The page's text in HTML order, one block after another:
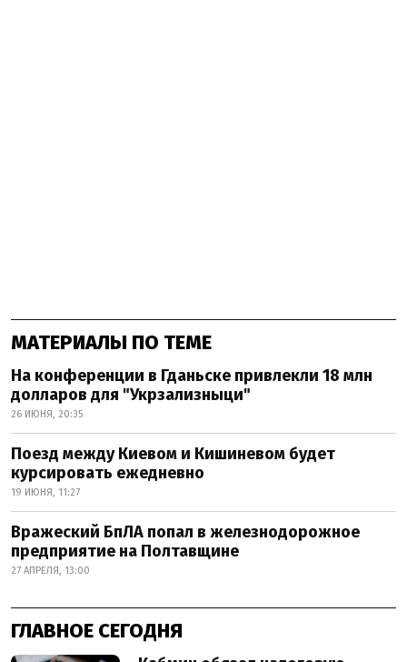
МАТЕРИАЛЫ ПО ТЕМЕ
На конференции в Гданьске привлекли 18 млн
долларов для "Укрзализныци"
26 ИЮНЯ, 20:35
Поезд между Киевом и Кишиневом будет
курсировать ежедневно
19 ИЮНЯ, 11:27
Вражеский БпЛА попал в железнодорожное
предприятие на Полтавщине
27 АПРЕЛЯ, 13:00
ГЛАВНОЕ СЕГОДНЯ